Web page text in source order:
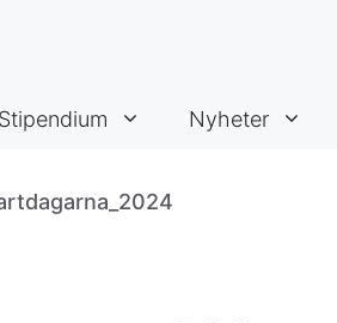
Stipendium Nyheter